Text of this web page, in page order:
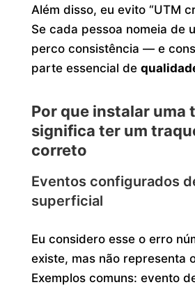
Além disso, eu evito “UTM
Se cada pessoa nomeia de
perco consistência — e
parte essencial de
Por que instalar uma
significa ter um
correto
Eventos configurados
superficial
Eu considero esse o erro
existe, mas não representa
Exemplos comuns: evento